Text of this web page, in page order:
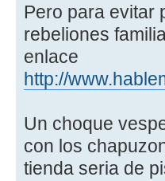
Pero para evitar
rebeliones
enlace
http://
Un choque
con los
tienda seria de